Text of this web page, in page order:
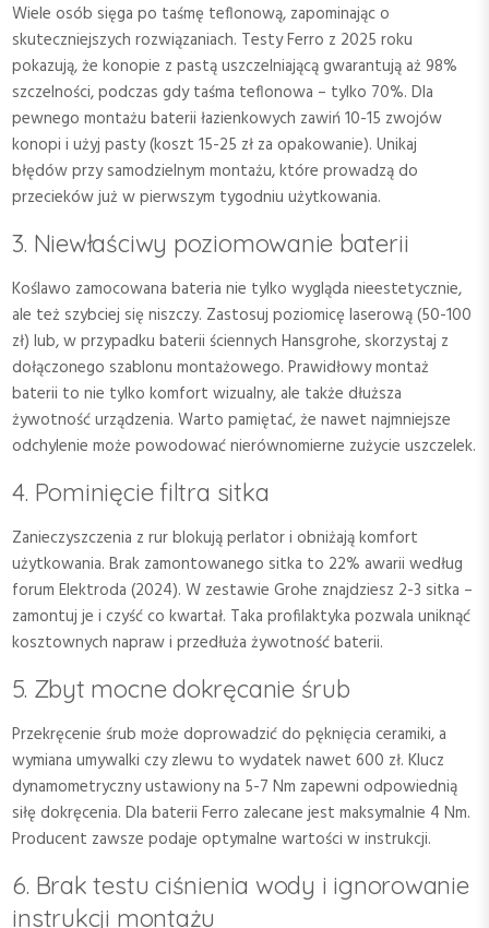
Wiele osób sięga po taśmę teflonową, zapominając o
skuteczniejszych rozwiązaniach. Testy Ferro z 2025 roku
pokazują, że konopie z pastą uszczelniającą gwarantują aż 98%
szczelności, podczas gdy taśma teflonowa – tylko 70%. Dla
pewnego montażu baterii łazienkowych zawiń 10-15 zwojów
konopi i użyj pasty (koszt 15-25 zł za opakowanie). Unikaj
błędów przy samodzielnym montażu, które prowadzą do
przecieków już w pierwszym tygodniu użytkowania.
3. Niewłaściwy poziomowanie baterii
Koślawo zamocowana bateria nie tylko wygląda nieestetycznie,
ale też szybciej się niszczy. Zastosuj poziomicę laserową (50-100
zł) lub, w przypadku baterii ściennych Hansgrohe, skorzystaj z
dołączonego szablonu montażowego. Prawidłowy montaż
baterii to nie tylko komfort wizualny, ale także dłuższa
żywotność urządzenia. Warto pamiętać, że nawet najmniejsze
odchylenie może powodować nierównomierne zużycie uszczelek.
4. Pominięcie filtra sitka
Zanieczyszczenia z rur blokują perlator i obniżają komfort
użytkowania. Brak zamontowanego sitka to 22% awarii według
forum Elektroda (2024). W zestawie Grohe znajdziesz 2-3 sitka –
zamontuj je i czyść co kwartał. Taka profilaktyka pozwala uniknąć
kosztownych napraw i przedłuża żywotność baterii.
5. Zbyt mocne dokręcanie śrub
Przekręcenie śrub może doprowadzić do pęknięcia ceramiki, a
wymiana umywalki czy zlewu to wydatek nawet 600 zł. Klucz
dynamometryczny ustawiony na 5-7 Nm zapewni odpowiednią
siłę dokręcenia. Dla baterii Ferro zalecane jest maksymalnie 4 Nm.
Producent zawsze podaje optymalne wartości w instrukcji.
6. Brak testu ciśnienia wody i ignorowanie
instrukcji montażu